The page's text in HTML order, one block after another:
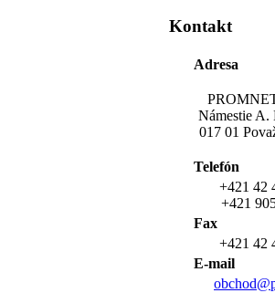
Kontakt
Adresa
Námestie
017 01
Telefón
+421 42
+421
Fax
+421 42
E-mail